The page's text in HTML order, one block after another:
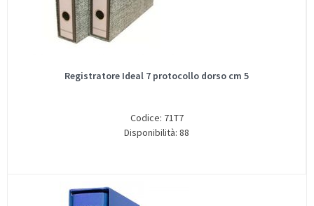
Registratore Ideal 7 protocollo dorso cm 5
Codice: 71T7
Disponibilità: 88